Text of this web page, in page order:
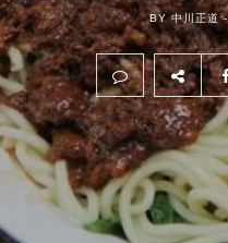
BY 中川正道 -